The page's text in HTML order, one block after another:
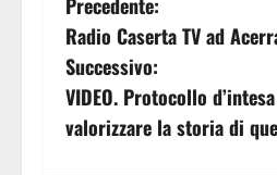
N
a
v
i
Precedente:
Radio Caserta TV ad
Successivo:
VIDEO. Protocollo
valorizzare la storia di